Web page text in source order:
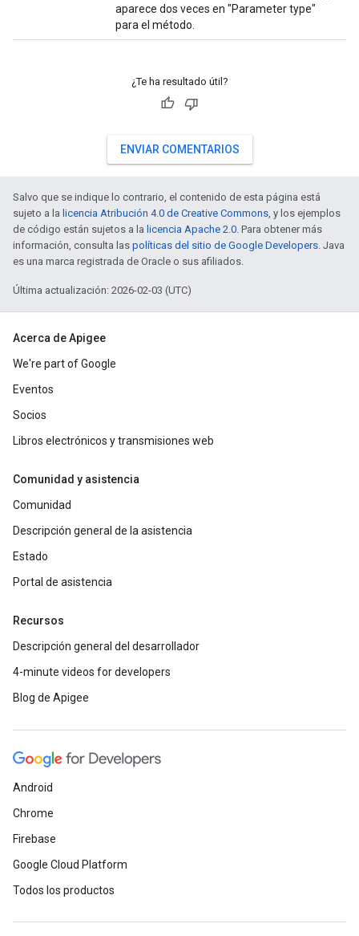
aparece dos veces en "Parameter type"
para el método.
¿Te ha resultado útil?
ENVIAR COMENTARIOS
Salvo que se indique lo contrario, el contenido de esta página está
sujeto a la licencia Atribución 4.0 de Creative Commons, y los ejemplos
de código están sujetos a la licencia Apache 2.0. Para obtener más
información, consulta las políticas del sitio de Google Developers. Java
es una marca registrada de Oracle o sus afiliados.
Última actualización: 2026-02-03 (UTC)
Acerca de Apigee
We're part of Google
Eventos
Socios
Libros electrónicos y transmisiones web
Comunidad y asistencia
Comunidad
Descripción general de la asistencia
Estado
Portal de asistencia
Recursos
Descripción general del desarrollador
4-minute videos for developers
Blog de Apigee
Android
Chrome
Firebase
Google Cloud Platform
Todos los productos